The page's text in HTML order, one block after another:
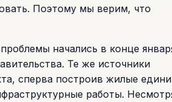
Поэтому мы верим, что
начались в конце
Те же источники
сперва построив жилые
работы.